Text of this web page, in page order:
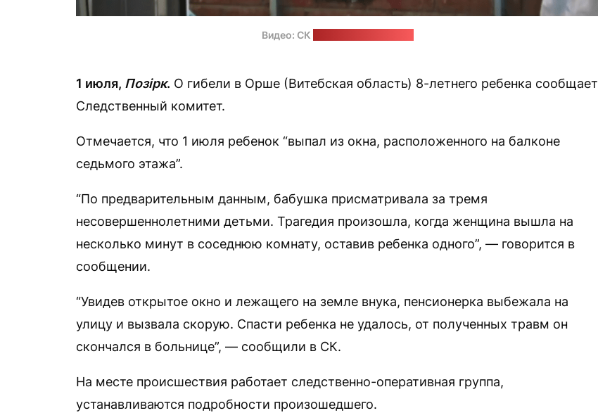
Видео: СК
1 июля, Позірк. О гибели в Орше (Витебская область) 8-летнего ребенка сообщает
Следственный комитет.
Отмечается, что 1 июля ребенок “выпал из окна, расположенного на балконе
седьмого этажа”.
“По предварительным данным, бабушка присматривала за тремя
несовершеннолетними детьми. Трагедия произошла, когда женщина вышла на
несколько минут в соседнюю комнату, оставив ребенка одного”, — говорится в
сообщении.
“Увидев открытое окно и лежащего на земле внука, пенсионерка выбежала на
улицу и вызвала скорую. Спасти ребенка не удалось, от полученных травм он
скончался в больнице”, — сообщили в СК.
На месте происшествия работает следственно-оперативная группа,
устанавливаются подробности произошедшего.